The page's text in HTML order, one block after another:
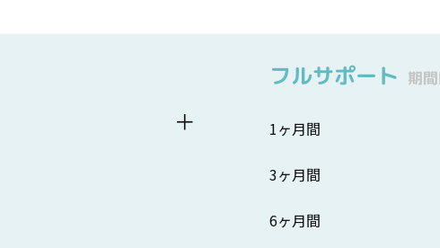
＋
フルサポート 期
1ヶ月間
3ヶ月間
6ヶ月間